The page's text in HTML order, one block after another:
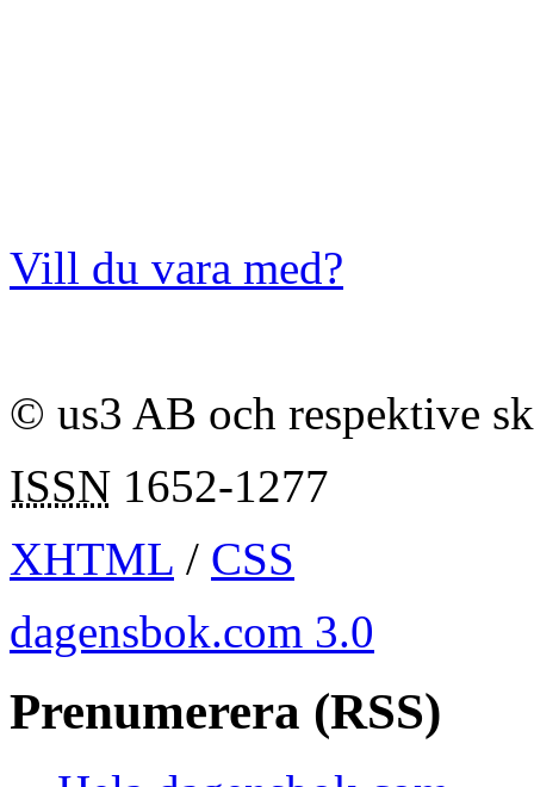
Vill du vara med?
© us3 AB och respektive
ISSN 1652-1277
XHTML / CSS
dagensbok.com 3.0
Prenumerera (RSS)